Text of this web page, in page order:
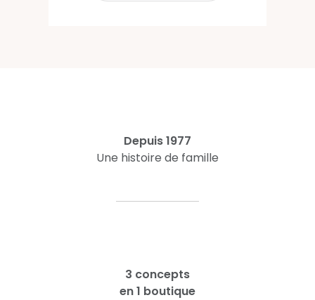
Depuis 1977
Une histoire de famille
3 concepts
en 1 boutique